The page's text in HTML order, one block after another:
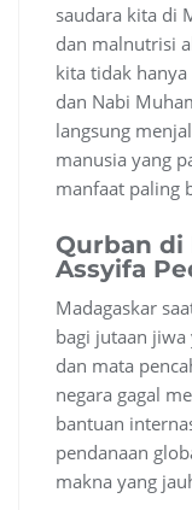
saudara kita di
dan malnutrisi
kita tidak
dan Nabi
langsung
manusia yang
manfaat paling
Qurban di
Assyifa
Madagaskar
bagi jutaan
dan mata
negara gagal
bantuan
pendanaan
makna yang